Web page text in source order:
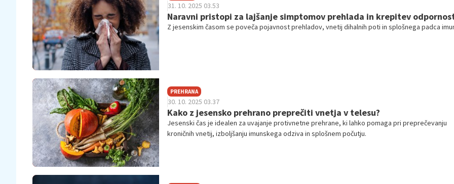
31. 10. 2025 03.53
Naravni pristopi za lajšanje simptomov prehlada in krepitev
Z jesenskim časom se poveča pojavnost prehladov, vnetij dihalnih poti in splošnega padca
PREHRANA
30. 10. 2025 03.37
Kako z jesensko prehrano preprečiti vnetja v telesu?
Jesenski čas je idealen za uvajanje protivnetne prehrane, ki lahko pomaga pri preprečevanju
kroničnih vnetij, izboljšanju imunskega odziva in splošnem počutju.